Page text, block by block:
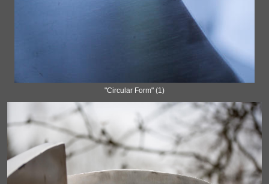
"Circular Form" (1)